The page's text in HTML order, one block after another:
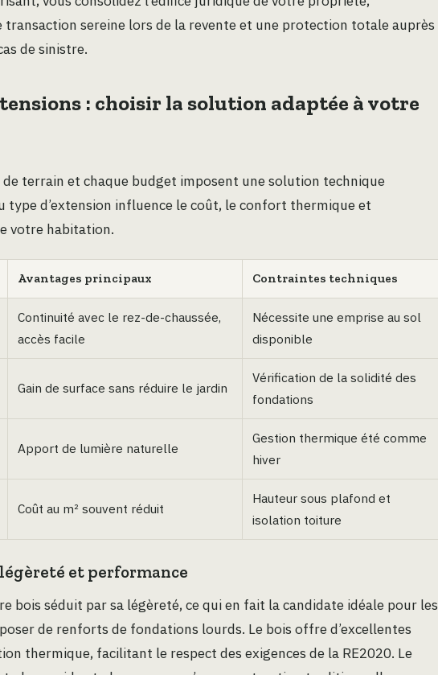
transaction sereine lors de la revente et une protection totale auprès
de sinistre.
: choisir la solution adaptée à votre
terrain et chaque budget imposent une solution technique
type d’extension influence le coût, le confort thermique et
votre habitation.
Avantages principaux Contraintes techniques
Continuité avec le rez-de-chaussée,
accès facile
Nécessite une emprise au sol
disponible
Gain de surface sans réduire le jardin
Vérification de la solidité des
fondations
Apport de lumière naturelle
Gestion thermique été comme
hiver
Coût au m² souvent réduit
Hauteur sous plafond et
isolation toiture
légèreté et performance
bois séduit par sa légèreté, ce qui en fait la candidate idéale pour les
de renforts de fondations lourds. Le bois offre d’excellentes
thermique, facilitant le respect des exigences de la RE2020. Le